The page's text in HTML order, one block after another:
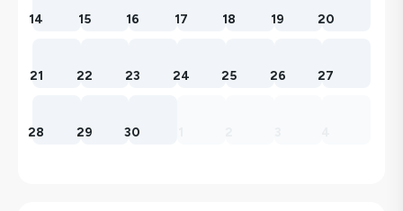
14 15 16 17 18 19 20
21 22 23 24 25 26 27
28 29 30